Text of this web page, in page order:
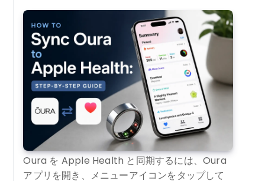
Oura を Apple Health と同期するには、Oura
アプリを開き、メニューアイコンをタップして